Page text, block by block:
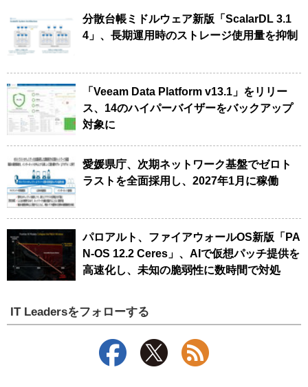
分散台帳ミドルウェア新版「ScalarDL 3.1
4」、長期運用時のストレージ使用量を抑制
「Veeam Data Platform v13.1」をリリー
ス、14のハイパーバイザーをバックアップ
対象に
愛媛県庁、次期ネットワーク基盤でゼロト
ラストを全面採用し、2027年1月に稼働
パロアルト、ファイアウォールOS新版「PA
N-OS 12.2 Ceres」、AIで仮想パッチ提供を
高速化し、未知の脆弱性に数時間で対処
IT Leadersをフォローする